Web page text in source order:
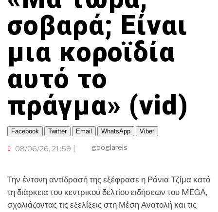
INFLUENCER
GAMER
ΒΡΟΥΜ ΒΡΟΥΜ
ΤΟΠΙΚΗ ΑΥΤΟΔΙΟΙΚΗΣΗ
ΟΙΚΟΝΟΜΙΑ
ΑΛΛΑ ΣΠΟΡΟ ΛΑΟΣ ΤΡΑΓΟΥΔΙ ΘΕΛΕΙ
ΜΕΓΑΣ CHEF
ΕΚΕΙ ΣΤΑ ΞΕΝΑ
σοβαρά; Είναι
μια κοροϊδία
αυτό το
πράγμα» (vid)
Facebook Twitter Email WhatsApp Viber
08/06/26, 21:59 googlareis
Την έντονη αντίδρασή της εξέφρασε η Ράνια Τζίμα κατά
τη διάρκεια του κεντρικού δελτίου ειδήσεων του MEGA,
σχολιάζοντας τις εξελίξεις στη Μέση Ανατολή και τις